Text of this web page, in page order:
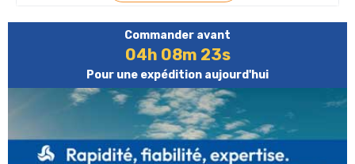
Commander avant
04h 08m 23s
Pour une expédition aujourd'hui